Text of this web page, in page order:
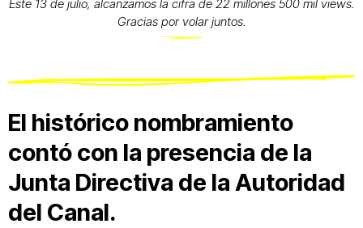
Este 13 de julio, alcanzamos la cifra de 22 millones 500 mil views.
Gracias por volar juntos.
El histórico nombramiento
contó con la presencia de la
Junta Directiva de la Autoridad
del Canal.